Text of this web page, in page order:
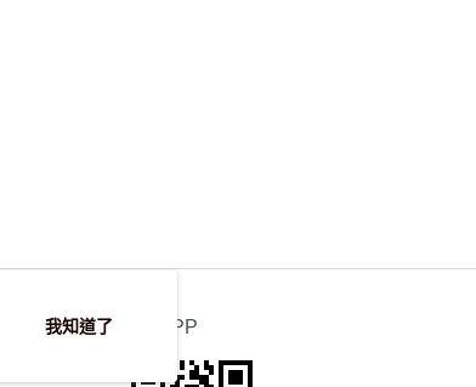
官方APP
我知道了